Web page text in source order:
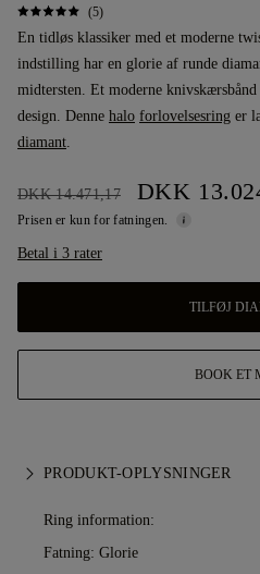
(5)
En tidløs klassiker med et moderne
indstilling har en glorie af runde
midtersten. Et moderne
design. Denne halo forlovelsesring er
diamant.
DKK 14.471,17 DKK
Prisen er kun for fatningen.
Betal i 3 rater
TILFØJ
BOOK ET
PRODUKT-OPLYSNINGER
Ring information:
Fatning: Glorie